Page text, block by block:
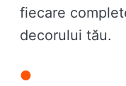
fiecare
decorului tău.